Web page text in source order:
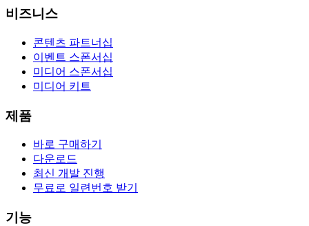
비즈니스
콘텐츠 파트너십
이벤트 스폰서십
미디어 스폰서십
미디어 키트
제품
바로 구매하기
다운로드
최신 개발 진행
무료로 일련번호 받기
기능